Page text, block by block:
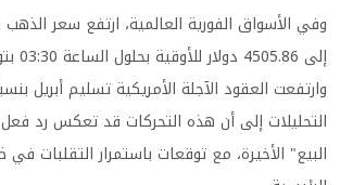
إلى
وارتفعت العقود الآجلة الأمريكية تسليم أبريل
التحليلات إلى أن هذه التحركات قد تعكس رد
البيع" الأخيرة، مع توقعات باستمرار التقلبات